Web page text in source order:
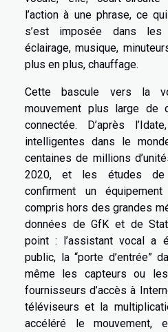
l’action à une phrase, ce
s’est imposée dans les
éclairage, musique,
plus en plus, chauffage.
Cette bascule vers la
mouvement plus large de
connectée. D’après
intelligentes dans le
centaines de millions
2020, et les études de
confirment un
compris hors des grandes
données de GfK et de
point : l’assistant vocal a
public, la “porte d’entrée”
même les capteurs ou
fournisseurs d’accès à
téléviseurs et la
accéléré le mouvement,